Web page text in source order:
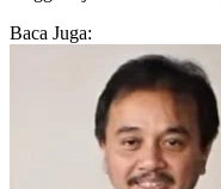
Baca Juga: